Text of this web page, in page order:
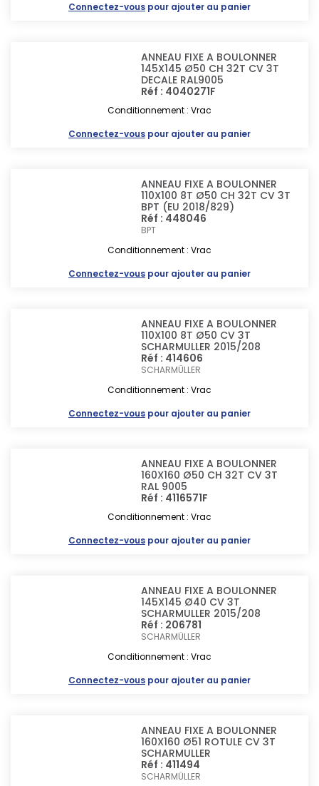
Connectez-vous pour ajouter au panier
ANNEAU FIXE A BOULONNER
145X145 Ø50 CH 32T CV 3T
DECALE RAL9005
Réf : 4040271F
Conditionnement : Vrac
Connectez-vous pour ajouter au panier
ANNEAU FIXE A BOULONNER
110X100 8T Ø50 CH 32T CV 3T
BPT (EU 2018/829)
Réf : 448046
BPT
Conditionnement : Vrac
Connectez-vous pour ajouter au panier
ANNEAU FIXE A BOULONNER
110X100 8T Ø50 CV 3T
SCHARMULLER 2015/208
Réf : 414606
SCHARMÜLLER
Conditionnement : Vrac
Connectez-vous pour ajouter au panier
ANNEAU FIXE A BOULONNER
160X160 Ø50 CH 32T CV 3T
RAL 9005
Réf : 4116571F
Conditionnement : Vrac
Connectez-vous pour ajouter au panier
ANNEAU FIXE A BOULONNER
145X145 Ø40 CV 3T
SCHARMULLER 2015/208
Réf : 206781
SCHARMÜLLER
Conditionnement : Vrac
Connectez-vous pour ajouter au panier
ANNEAU FIXE A BOULONNER
160X160 Ø51 ROTULE CV 3T
SCHARMULLER
Réf : 411494
SCHARMÜLLER